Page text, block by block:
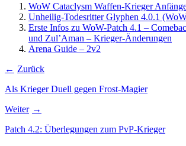
WoW Cataclysm Waffen-Krieger
Unheilig-Todesritter Glyphen 4.0.1
Erste Infos zu WoW-Patch 4.1 –
und Zul’Aman – Krieger-Änderungen
Arena Guide – 2v2
Zurück
Als Krieger Duell gegen Frost-Magier
Weiter
Patch 4.2: Überlegungen zum PvP-Krieger